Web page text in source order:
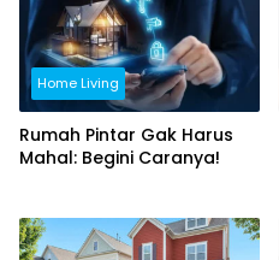
Home Living
Rumah Pintar Gak Harus
Mahal: Begini Caranya!